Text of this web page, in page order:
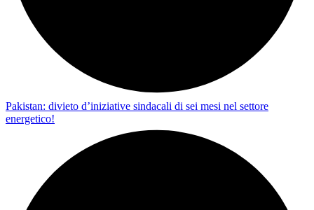
Pakistan: divieto d’iniziative sindacali di sei mesi nel settore
energetico!